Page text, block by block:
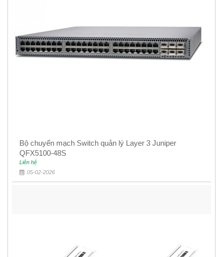
Bộ chuyển mạch Switch quản lý Layer 3 Juniper
QFX5100-48S
Liên hệ
05-02-2026